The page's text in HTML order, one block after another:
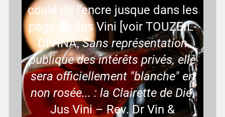
coulé de l'encre jusque dans les
page de Jus Vini [voir TOUZEIL-
DIVINA,Sans représentation
publique des intérêts privés, elle
sera officiellement "blanche" en
non rosée... : la Clairette de Die,
Jus Vini – Rev. Dr Vin &